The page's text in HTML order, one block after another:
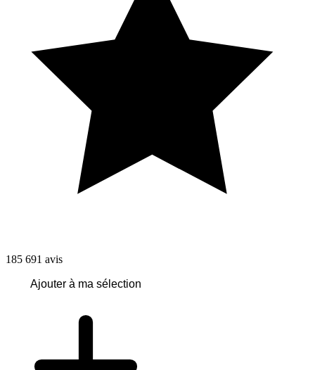
185 691 avis
Ajouter à ma sélection